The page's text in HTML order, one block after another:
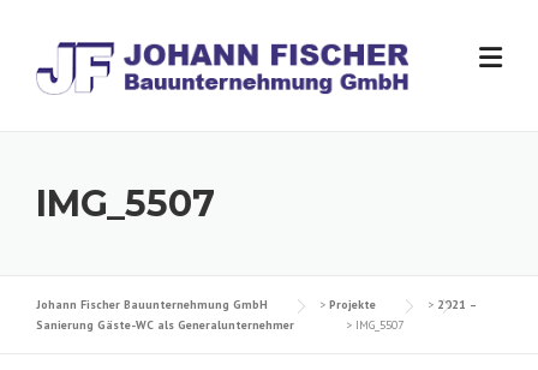
content
IMG_5507
Johann Fischer Bauunternehmung GmbH > Projekte > 2021 –
Sanierung Gäste-WC als Generalunternehmer
> IMG_5507